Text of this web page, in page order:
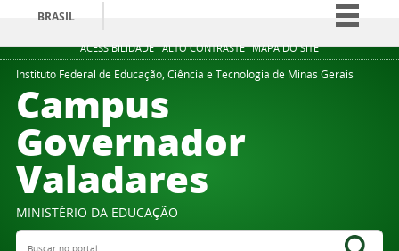
ACESSIBILIDADE ALTO CONTRASTE MAPA DO SITE
BRASIL
Simplifique!
Comunica BR
Instituto Federal de Educação, Ciência e Tecnologia de Minas Gerais
Campus
Governador
Valadares
MINISTÉRIO DA EDUCAÇÃO
Buscar no portal